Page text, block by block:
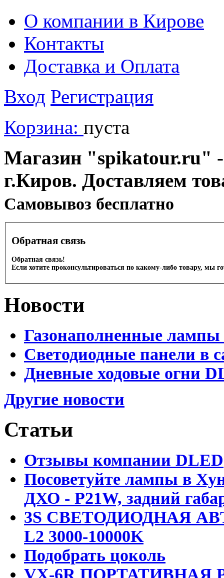
О компании в Кирове
Контакты
Доставка и Оплата
Вход Регистрация
Корзина: пуста
Магазин "spikatour.ru" -
г.Киров. Доставляем
Cамовывоз бесплатно
Обратная связь
Обратная связь!
Если хотите проконсультироваться по какому-либо товару, мы
Новости
Газонаполненные
Светодиодные панели в
Дневные ходовые огни
Другие новости
Статьи
Отзывы компании DLED
Посоветуйте лампы в
ДХО - P21W, задний
3S СВЕТОДИОДНАЯ
L2 3000-10000K
Подобрать цоколь
VX-6R ПОРТАТИВНАЯ